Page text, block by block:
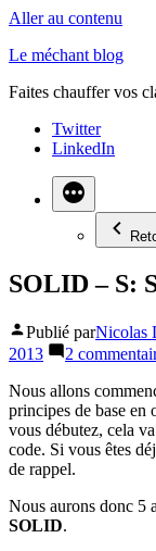
Aller au contenu
Le méchant blog
Faites chauffer vos
Twitter
LinkedIn
SOLID – S:
Publié parNicolas
2013
2
Nous allons
principes de base en
vous débutez, cela
code. Si vous êtes
de rappel.
Nous aurons donc 5
SOLID.